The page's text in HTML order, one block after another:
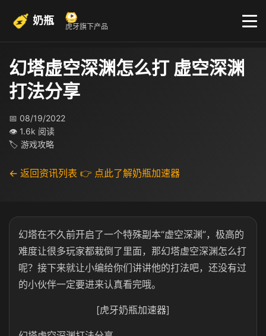
奶瓶 虎牙旗下产品
幻塔虚空深渊怎么打 虚空深渊
打法分享
📅 08/19/2022
👁 1.6k 阅读
🏷 游戏攻略
← 返回资讯列表 👉 点此了解奶瓶加速器
幻塔在不久前开启了一个特殊副本“虚空深渊”，极高的
难度让很多玩家都栽倒了里面，那幻塔虚空深渊怎么打
呢？接下来就让小编给你们讲讲他的打法吧，还没有过
的小伙伴一定要进来认真看完哦。
[虎牙奶瓶加速器]